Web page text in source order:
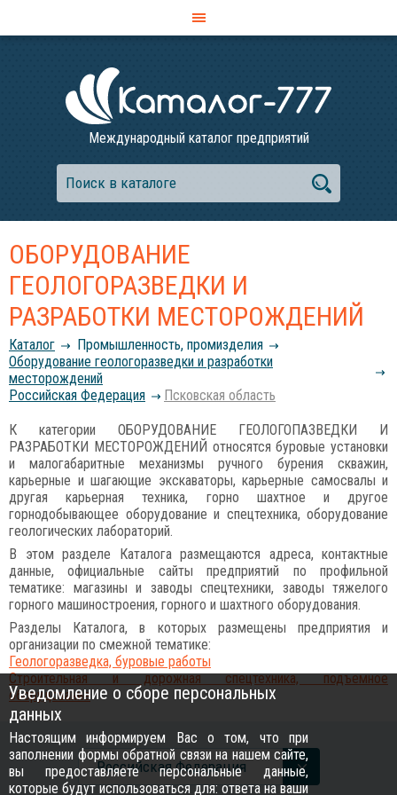
Международный каталог предприятий
ОБОРУДОВАНИЕ
ГЕОЛОГОРАЗВЕДКИ И
РАЗРАБОТКИ МЕСТОРОЖДЕНИЙ
Каталог
Промышленность, промизделия
Оборудование геологоразведки и разработки
месторождений
Российcкая Федерация
Псковская область
К категории ОБОРУДОВАНИЕ ГЕОЛОГОПАЗВЕДКИ И
РАЗРАБОТКИ МЕСТОРОЖДЕНИЙ относятся буровые установки
и малогабаритные механизмы ручного бурения скважин,
карьерные и шагающие экскаваторы, карьерные самосвалы и
другая карьерная техника, горно шахтное и другое
горнодобывающее оборудование и спецтехника, оборудование
геологических лабораторий.
В этом разделе Каталога размещаются адреса, контактные
данные, официальные сайты предприятий по профильной
тематике: магазины и заводы спецтехники, заводы тяжелого
горного машиностроения, горного и шахтного оборудования.
Разделы Каталога, в которых размещены предприятия и
организации по смежной тематике:
Геологоразведка, буровые работы
Строительная и дорожная спецтехника, подъемное
оборудование
Российcкая Федерация
Уведомление о сборе персональных
данных
Настоящим информируем Вас о том, что при
заполнении формы обратной связи на нашем сайте,
вы предоставляете персональные данные,
которые будут использоваться для: ответа на ваши